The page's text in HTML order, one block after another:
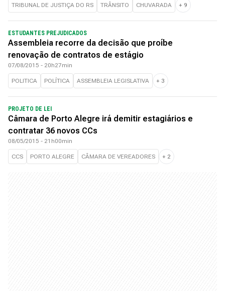
TRIBUNAL DE JUSTIÇA DO RS TRÂNSITO CHUVARADA + 9
ESTUDANTES PREJUDICADOS
Assembleia recorre da decisão que proíbe
renovação de contratos de estágio
07/08/2015 - 20h27min
POLITICA POLÍTICA ASSEMBLEIA LEGISLATIVA + 3
PROJETO DE LEI
Câmara de Porto Alegre irá demitir estagiários e
contratar 36 novos CCs
08/05/2015 - 21h00min
CCS PORTO ALEGRE CÂMARA DE VEREADORES + 2